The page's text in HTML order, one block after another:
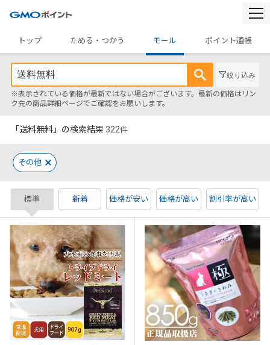
トップ
ためる・つかう モール ポイント通帳
絞り込み
※表示されている価格が最新ではない場合がございます。最新の価格はリン
ク先の商品詳細ページでご確認をお願いします。
「送料無料」の検索結果 322件
その他
標準 新着 価格が安い 価格が高い 割引率が高い